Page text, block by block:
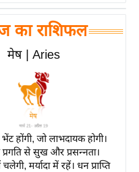
समीक्षा
फैशन
का राशिफल
मेष | Aries
होंगी, जो लाभदायक होगी।
से सुख और प्रसन्नता।
मर्यादा में रहें। धन प्राप्ति